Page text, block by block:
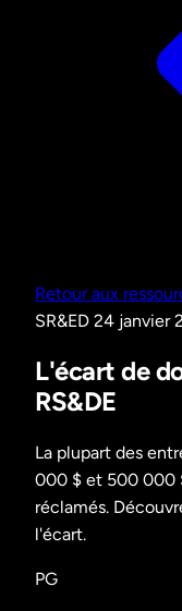
Retour aux
SR&ED 24 janvier
L'écart de
RS&DE
La plupart des
000 $ et 500 000
réclamés.
l'écart.
PG